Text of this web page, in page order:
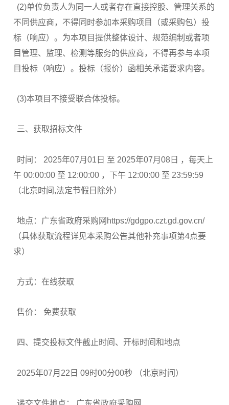
(2)单位负责人为同一人或者存在直接控股、管理关系的
不同供应商，不得同时参加本采购项目（或采购包）投
标（响应）。为本项目提供整体设计、规范编制或者项
目管理、监理、检测等服务的供应商，不得再参与本项
目投标（响应）。投标（报价）函相关承诺要求内容。
(3)本项目不接受联合体投标。
三、获取招标文件
时间： 2025年07月01日 至 2025年07月08日 ，每天上
午 00:00:00 至 12:00:00 ，下午 12:00:00 至 23:59:59
（北京时间,法定节假日除外）
地点：广东省政府采购网https://gdgpo.czt.gd.gov.cn/
（具体获取流程详见本采购公告其他补充事项第4点要
求）
方式：在线获取
售价： 免费获取
四、提交投标文件截止时间、开标时间和地点
2025年07月22日 09时00分00秒 （北京时间）